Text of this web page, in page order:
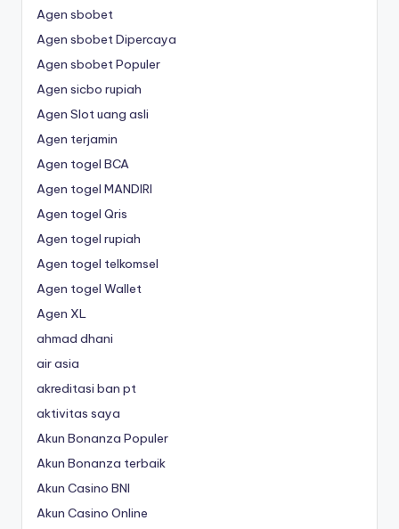
Agen sbobet
Agen sbobet Dipercaya
Agen sbobet Populer
Agen sicbo rupiah
Agen Slot uang asli
Agen terjamin
Agen togel BCA
Agen togel MANDIRI
Agen togel Qris
Agen togel rupiah
Agen togel telkomsel
Agen togel Wallet
Agen XL
ahmad dhani
air asia
akreditasi ban pt
aktivitas saya
Akun Bonanza Populer
Akun Bonanza terbaik
Akun Casino BNI
Akun Casino Online